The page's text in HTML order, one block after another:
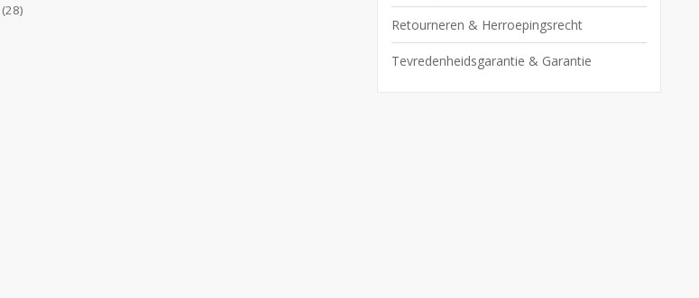
(28)
Retourneren & Herroepingsrecht
Tevredenheidsgarantie & Garantie